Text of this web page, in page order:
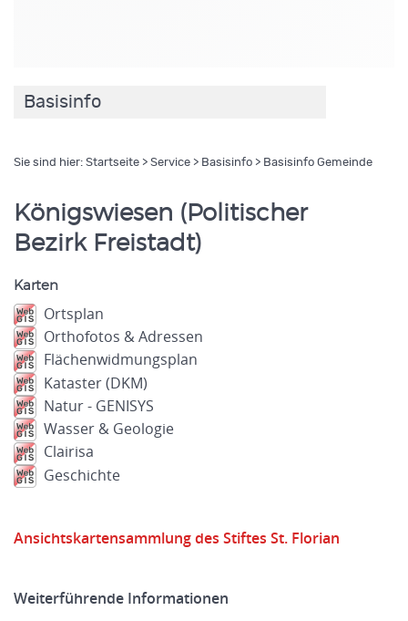
Basisinfo
Sie sind hier: Startseite > Service > Basisinfo > Basisinfo Gemeinde
Königswiesen (Politischer
Bezirk Freistadt)
Karten
Ortsplan
Orthofotos & Adressen
Flächenwidmungsplan
Kataster (DKM)
Natur - GENISYS
Wasser & Geologie
Clairisa
Geschichte
Ansichtskartensammlung des Stiftes St. Florian
Weiterführende Informationen